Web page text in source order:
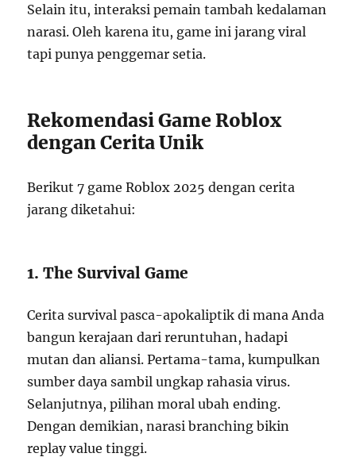
Selain itu, interaksi pemain tambah kedalaman
narasi. Oleh karena itu, game ini jarang viral
tapi punya penggemar setia.
Rekomendasi Game Roblox
dengan Cerita Unik
Berikut 7 game Roblox 2025 dengan cerita
jarang diketahui:
1. The Survival Game
Cerita survival pasca-apokaliptik di mana Anda
bangun kerajaan dari reruntuhan, hadapi
mutan dan aliansi. Pertama-tama, kumpulkan
sumber daya sambil ungkap rahasia virus.
Selanjutnya, pilihan moral ubah ending.
Dengan demikian, narasi branching bikin
replay value tinggi.